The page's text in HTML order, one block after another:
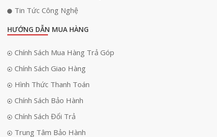
Chuẩn nén H.265 giúp giảm dung lượng
Camera hỗ trợ chuẩn nén video H.265, giúp giảm dung lượng dữ liệu ghi
hình mà vẫn duy trì chất lượng hình ảnh rõ nét. Công nghệ này giúp tiết
mạng khi xem camera từ xa.
Nhờ chuẩn nén H.265, người dùng có thể lưu trữ được nhiều ngày ghi
hình hơn trên cùng một dung lượng thẻ nhớ. Việc xem trực tiếp hoặc
Tin Tức Công Nghệ
HƯỚNG DẪN MUA HÀNG
Chính Sách Mua Hàng Trả Góp
Chính Sách Giao Hàng
Hình Thức Thanh Toán
Chính Sách Bảo Hành
Chính Sách Đổi Trả
Trung Tâm Bảo Hành